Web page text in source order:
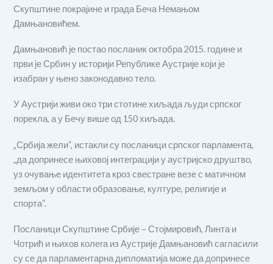
Скупштине покрајине и града Беча Немањом
Дамњановићем.
Дамњановић је постао посланик октобра 2015. године и
први је Србин у историји Републике Аустрије који је
изабран у њено законодавно тело.
У Аустрији живи око три стотине хиљада људи српског
порекла, а у Бечу више од 150 хиљада.
„Србија жели“, истакли су посланици српског парламента,
„да допринесе њиховој интеграцији у аустријско друштво,
уз очување идентитета кроз свестране везе с матичном
земљом у области образовање, културе, религије и
спорта“.
Посланици Скупштине Србије – Стојмировић, Линта и
Чотрић и њихов колега из Аустрије Дамњановић сагласили
су се да парламентарна дипломатија може да допринесе